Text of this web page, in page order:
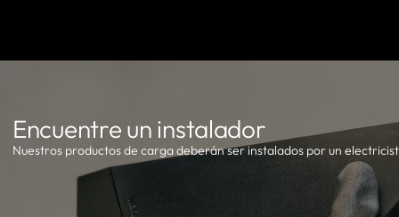
Encuentre un instalador
Nuestros productos de carga deberán ser instalados por un